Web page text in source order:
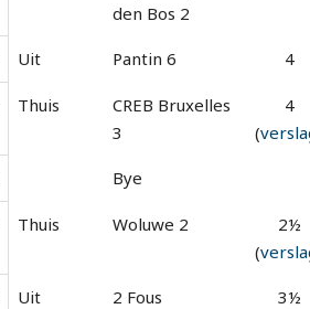
den Bos 2
Uit Pantin 6 4
Thuis
CREB Bruxelles
3
4
(
Bye
Thuis Woluwe 2
2½
(
Uit
2 Fous
3½